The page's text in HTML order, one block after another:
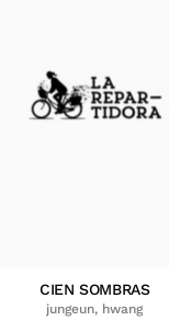
CIEN SOMBRAS
jungeun, hwang